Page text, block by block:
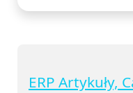
ERP Artykuły,